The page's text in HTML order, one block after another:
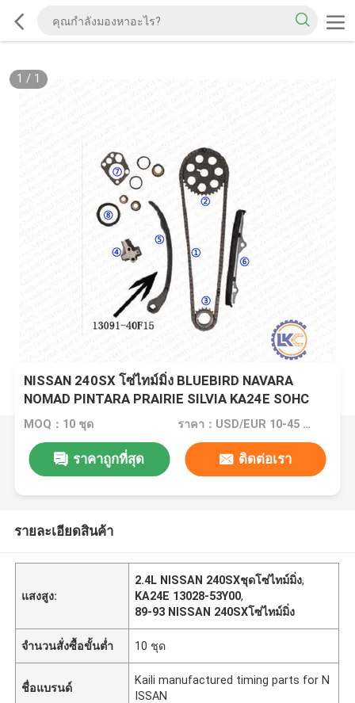
1 / 1
NISSAN 240SX โซ่ไทม์มิ่ง BLUEBIRD NAVARA
NOMAD PINTARA PRAIRIE SILVIA KA24E SOHC
12V 2.4L 89-93 13028-40F01 102L
MOQ：10 ชุด ราคา：USD/EUR 10-45 per set
ราคาถูกที่สุด ติดต่อเรา
รายละเอียดสินค้า
แสงสูง:
2.4L NISSAN 240SXชุดโซ่ไทม์มิ่ง,
KA24E 13028-53Y00,
89-93 NISSAN 240SXโซ่ไทม์มิ่ง
จำนวนสั่งซื้อขั้นต่ำ 10 ชุด
ชื่อแบรนด์
Kaili manufactured timing parts for N
ISSAN